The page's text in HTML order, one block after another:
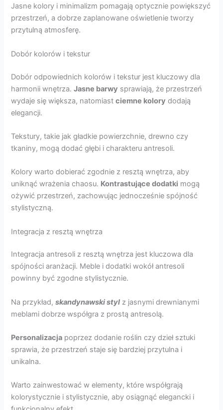
Jasne kolory i minimalizm pomagają optycznie powiększyć
przestrzeń, a dobrze zaplanowane oświetlenie tworzy
przytulną atmosferę.
Dobór kolorów i tekstur
Dobór odpowiednich kolorów i tekstur jest kluczowy dla
harmonii wnętrza.Jasne barwy sprawiają, że przestrzeń
wydaje się większa, natomiastciemne kolory dodają
elegancji.
Tekstury, takie jak gładkie powierzchnie, drewno czy
tkaniny, mogą dodać głębi i charakteru antresoli.
Kolory warto dobierać zgodnie z resztą wnętrza, aby
uniknąć wrażenia chaosu. Kontrastujące dodatki mogą
ożywić przestrzeń, zachowując jednocześnie spójność
stylistyczną.
Integracja z resztą wnętrza
Integracja antresoli z resztą wnętrza jest kluczowa dla
spójności aranżacji. Meble i dodatki wokół antresoli
powinny być zgodne stylistycznie.
Na przykład,skandynawski styl z jasnymi drewnianymi
meblami dobrze współgra z prostą antresolą.
Personalizacja poprzez dodanie roślin czy dzieł sztuki
sprawia, że przestrzeń staje się bardziej przytulna i
unikalna.
Warto zainwestować w elementy, które współgrają
kolorystycznie i stylistycznie, aby osiągnąć elegancki i